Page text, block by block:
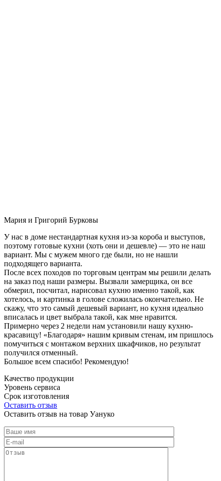
Мария и Григорий Бурковы
У нас в доме нестандартная кухня из-за короба и выступов,
поэтому готовые кухни (хоть они и дешевле) — это не наш
вариант. Мы с мужем много где были, но не нашли
подходящего варианта.
После всех походов по торговым центрам мы решили делать
на заказ под наши размеры. Вызвали замерщика, он все
обмерил, посчитал, нарисовал кухню именно такой, как
хотелось, и картинка в голове сложилась окончательно. Не
скажу, что это самый дешевый вариант, но кухня идеально
вписалась и цвет выбрала такой, как мне нравится.
Примерно через 2 недели нам установили нашу кухню-
красавицу! «Благодаря» нашим кривым стенам, им пришлось
помучиться с монтажом верхних шкафчиков, но результат
получился отменный.
Большое всем спасибо! Рекомендую!
Качество продукции
Уровень сервиса
Срок изготовления
Оставить отзыв
Оставить отзыв на товар Уануко